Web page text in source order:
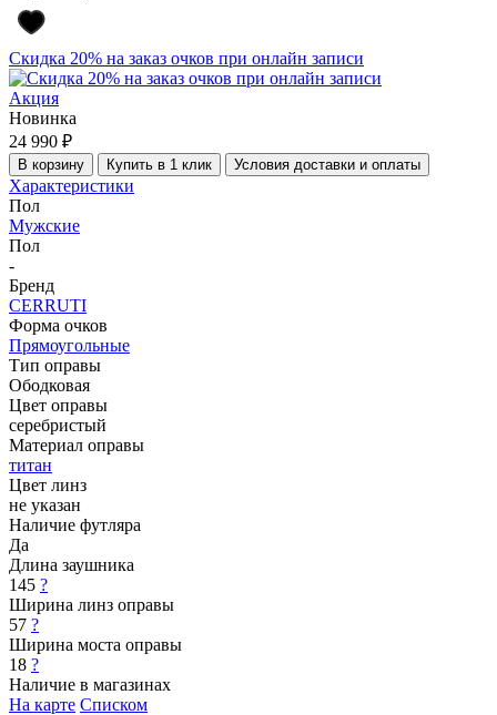
Скидка 20% на заказ очков при онлайн записи
Акция
Новинка
24 990 ₽
В корзину Купить в 1 клик Условия доставки и оплаты
Характеристики
Пол
Мужские
Пол
-
Бренд
CERRUTI
Форма очков
Прямоугольные
Тип оправы
Ободковая
Цвет оправы
серебристый
Материал оправы
титан
Цвет линз
не указан
Наличие футляра
Да
Длина заушника
145 ?
Ширина линз оправы
57 ?
Ширина моста оправы
18 ?
Наличие в магазинах
На карте Списком